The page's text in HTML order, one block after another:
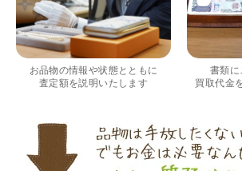
ムページの皆様の評価がとても良かった
めての利用でしたが、対応して頂きまし
く良かったです。 これから質屋をご利用
ススメです。
お品物の情報や状態とともに
査定額を説明いたします
書類に
買取代金